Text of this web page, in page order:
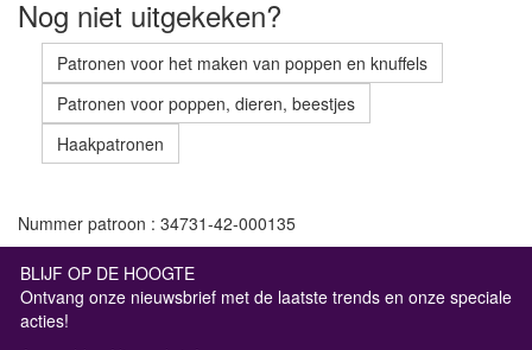
Nog niet uitgekeken?
Patronen voor het maken van poppen en knuffels
Patronen voor poppen, dieren, beestjes
Haakpatronen
Nummer patroon : 34731-42-000135
BLIJF OP DE HOOGTE
Ontvang onze nieuwsbrief met de laatste trends en onze speciale
acties!